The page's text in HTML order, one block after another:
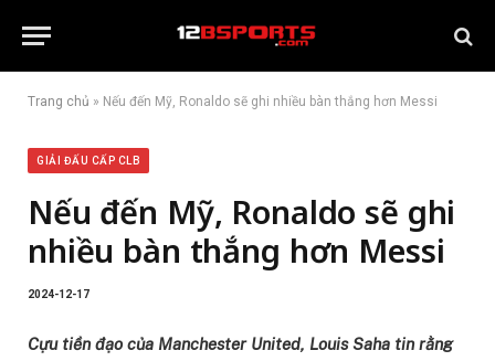
Trang chủ » Nếu đến Mỹ, Ronaldo sẽ ghi nhiều bàn thắng hơn Messi
GIẢI ĐẤU CẤP CLB
Nếu đến Mỹ, Ronaldo sẽ ghi
nhiều bàn thắng hơn Messi
2024-12-17
Cựu tiền đạo của Manchester United, Louis Saha tin rằng